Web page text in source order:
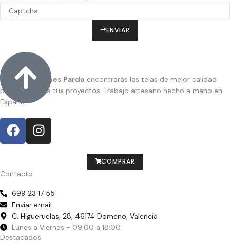
ENVIAR
En Confecciones Pardo encontrarás las telas de mejor calidad
para dar vida a tus proyectos. Trabajo artesano hecho a mano en
España.
COMPRAR
Contacto
699 23 17 55
Enviar email
C. Higueruelas, 28, 46174 Domeño, Valencia
Lunes a Viernes - 09:00 a 18:00
Destacados